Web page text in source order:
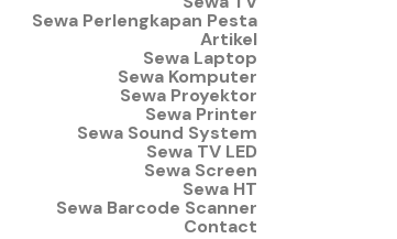
Sewa Perlengkapan Pesta
Artikel
Sewa Laptop
Sewa Komputer
Sewa Proyektor
Sewa Printer
Sewa Sound System
Sewa TV LED
Sewa Screen
Sewa HT
Sewa Barcode Scanner
Contact